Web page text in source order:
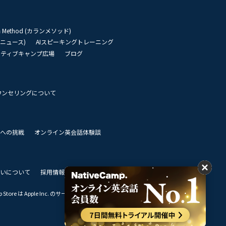
Method (カランメソッド)
ュース)
AIスピーキングトレーニング
ィブキャンプ広場
ブログ
ンセリングについて
の挑戦
オンライン英会話体験談
について 採用情報 私達のビジョン
は Apple Inc. のサービスマークです。